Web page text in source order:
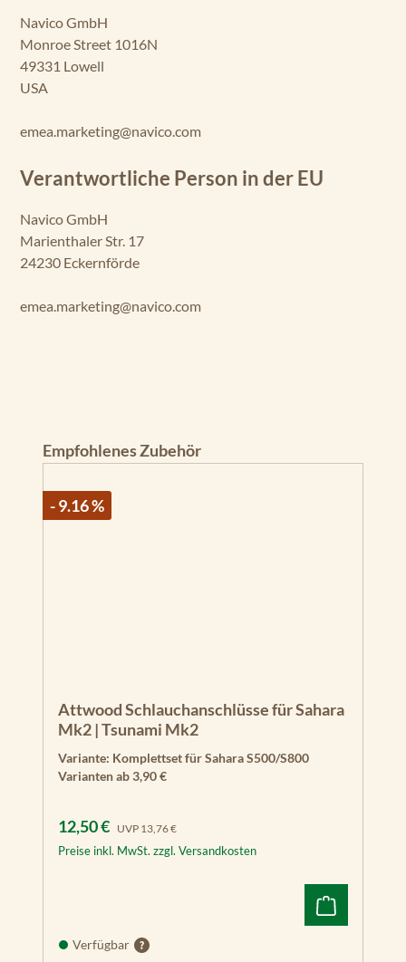
Navico GmbH
Monroe Street 1016N
49331 Lowell
USA
emea.marketing@navico.com
Verantwortliche Person in der EU
Navico GmbH
Marienthaler Str. 17
24230 Eckernförde
emea.marketing@navico.com
Produktgalerie überspringen
Empfohlenes Zubehör
- 9.16 %
Attwood Schlauchanschlüsse für Sahara
Mk2 | Tsunami Mk2
Variante: Komplettset für Sahara S500/S800
Varianten ab3,90 €
Verkaufspreis:
12,50 € UVP Regulärer Preis:
13,76 €
Preise inkl. MwSt. zzgl. Versandkosten
Verfügbar